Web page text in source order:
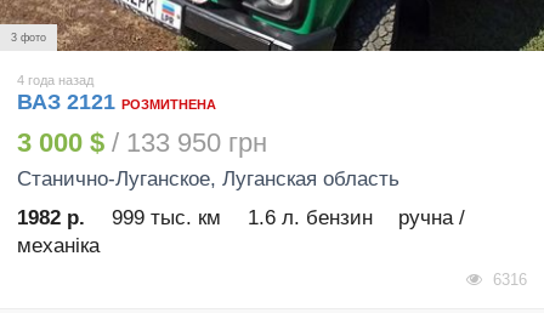
3 фото
4 года назад
ВАЗ 2121 РОЗМИТНЕНА
3 000 $ / 133 950 грн
Станично-Луганское, Луганская область
1982 р.
999 тыс. км 1.6 л. бензин
ручна /
механіка
6316